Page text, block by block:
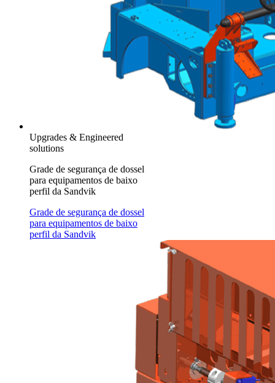
Upgrades & Engineered
solutions
Grade de segurança de dossel
para equipamentos de baixo
perfil da Sandvik
Grade de segurança de dossel
para equipamentos de baixo
perfil da Sandvik